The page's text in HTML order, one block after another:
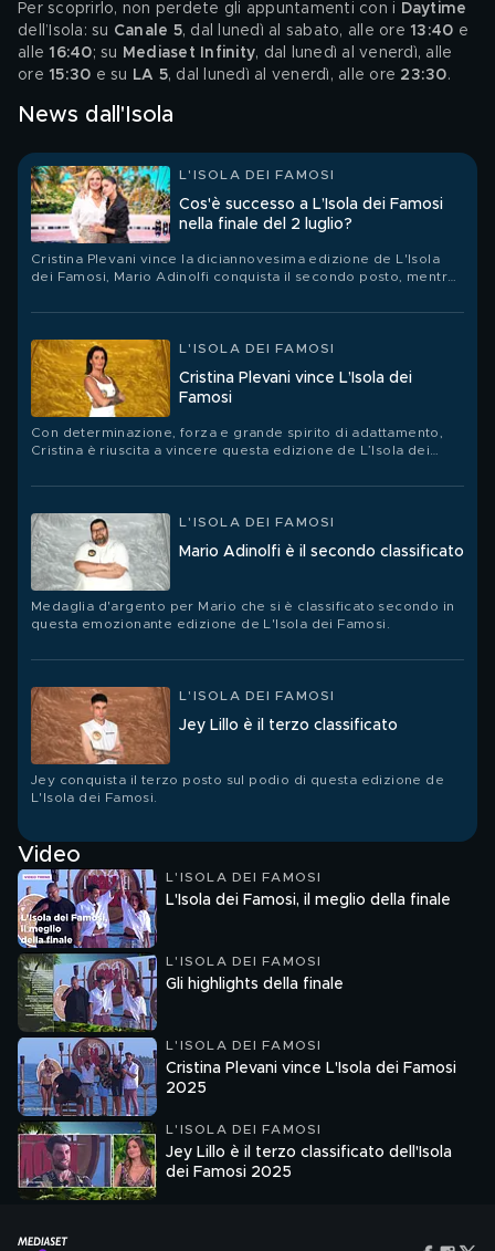
Per scoprirlo, non perdete gli appuntamenti con i Daytime
dell’Isola: su Canale 5, dal lunedì al sabato, alle ore 13:40 e
alle 16:40; su Mediaset Infinity, dal lunedì al venerdì, alle
ore 15:30 e su LA 5, dal lunedì al venerdì, alle ore 23:30.
News dall'Isola
L'ISOLA DEI FAMOSI
Cos'è successo a L’Isola dei Famosi
nella finale del 2 luglio?
Cristina Plevani vince la diciannovesima edizione de L'Isola
dei Famosi, Mario Adinolfi conquista il secondo posto, mentre
L'ISOLA DEI FAMOSI
Cristina Plevani vince L’Isola dei
Famosi
Con determinazione, forza e grande spirito di adattamento,
Cristina è riuscita a vincere questa edizione de L’Isola dei
L'ISOLA DEI FAMOSI
Mario Adinolfi è il secondo classificato
Medaglia d'argento per Mario che si è classificato secondo in
questa emozionante edizione de L'Isola dei Famosi.
L'ISOLA DEI FAMOSI
Jey Lillo è il terzo classificato
Jey conquista il terzo posto sul podio di questa edizione de
L'Isola dei Famosi.
Video
L'ISOLA DEI FAMOSI
L'Isola dei Famosi, il meglio della finale
L'ISOLA DEI FAMOSI
Gli highlights della finale
L'ISOLA DEI FAMOSI
Cristina Plevani vince L'Isola dei Famosi
2025
L'ISOLA DEI FAMOSI
Jey Lillo è il terzo classificato dell'Isola
dei Famosi 2025